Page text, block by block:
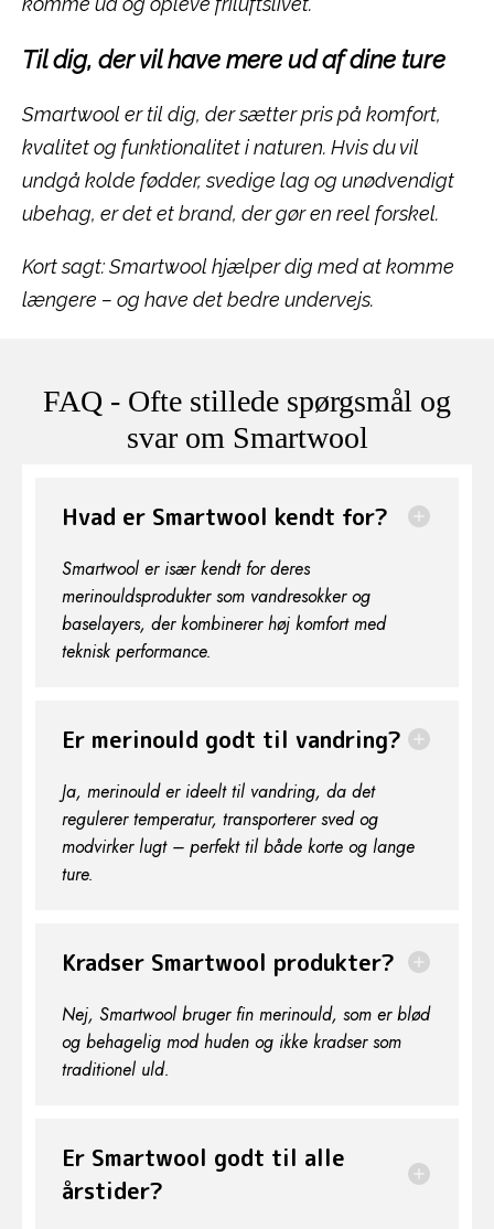
Til dig, der vil have mere ud af dine ture
Smartwool er til dig, der sætter pris på komfort,
kvalitet og funktionalitet i naturen. Hvis du vil
undgå kolde fødder, svedige lag og unødvendigt
ubehag, er det et brand, der gør en reel forskel.
Kort sagt: Smartwool hjælper dig med at komme
længere – og have det bedre undervejs.
FAQ - Ofte stillede spørgsmål og
svar om Smartwool
Hvad er Smartwool kendt for?
Smartwool er især kendt for deres
merinouldsprodukter som vandresokker og
baselayers, der kombinerer høj komfort med
teknisk performance.
Er merinould godt til vandring?
Ja, merinould er ideelt til vandring, da det
regulerer temperatur, transporterer sved og
modvirker lugt – perfekt til både korte og lange
ture.
Krads­er Smartwool produkter?
Nej, Smartwool bruger fin merinould, som er blød
og behagelig mod huden og ikke kradser som
traditionel uld.
Er Smartwool godt til alle
årstider?